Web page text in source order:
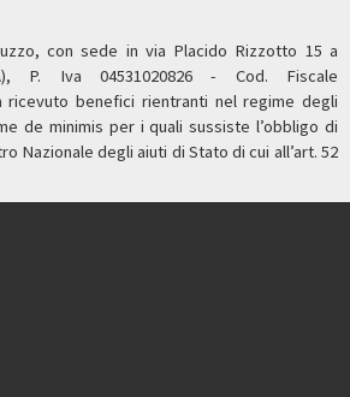
con sede in via Placido Rizzotto 15 a
P. Iva 04531020826 - Cod. Fiscale
ricevuto benefici rientranti nel regime degli
de minimis per i quali sussiste l’obbligo di
Nazionale degli aiuti di Stato di cui all’art. 52